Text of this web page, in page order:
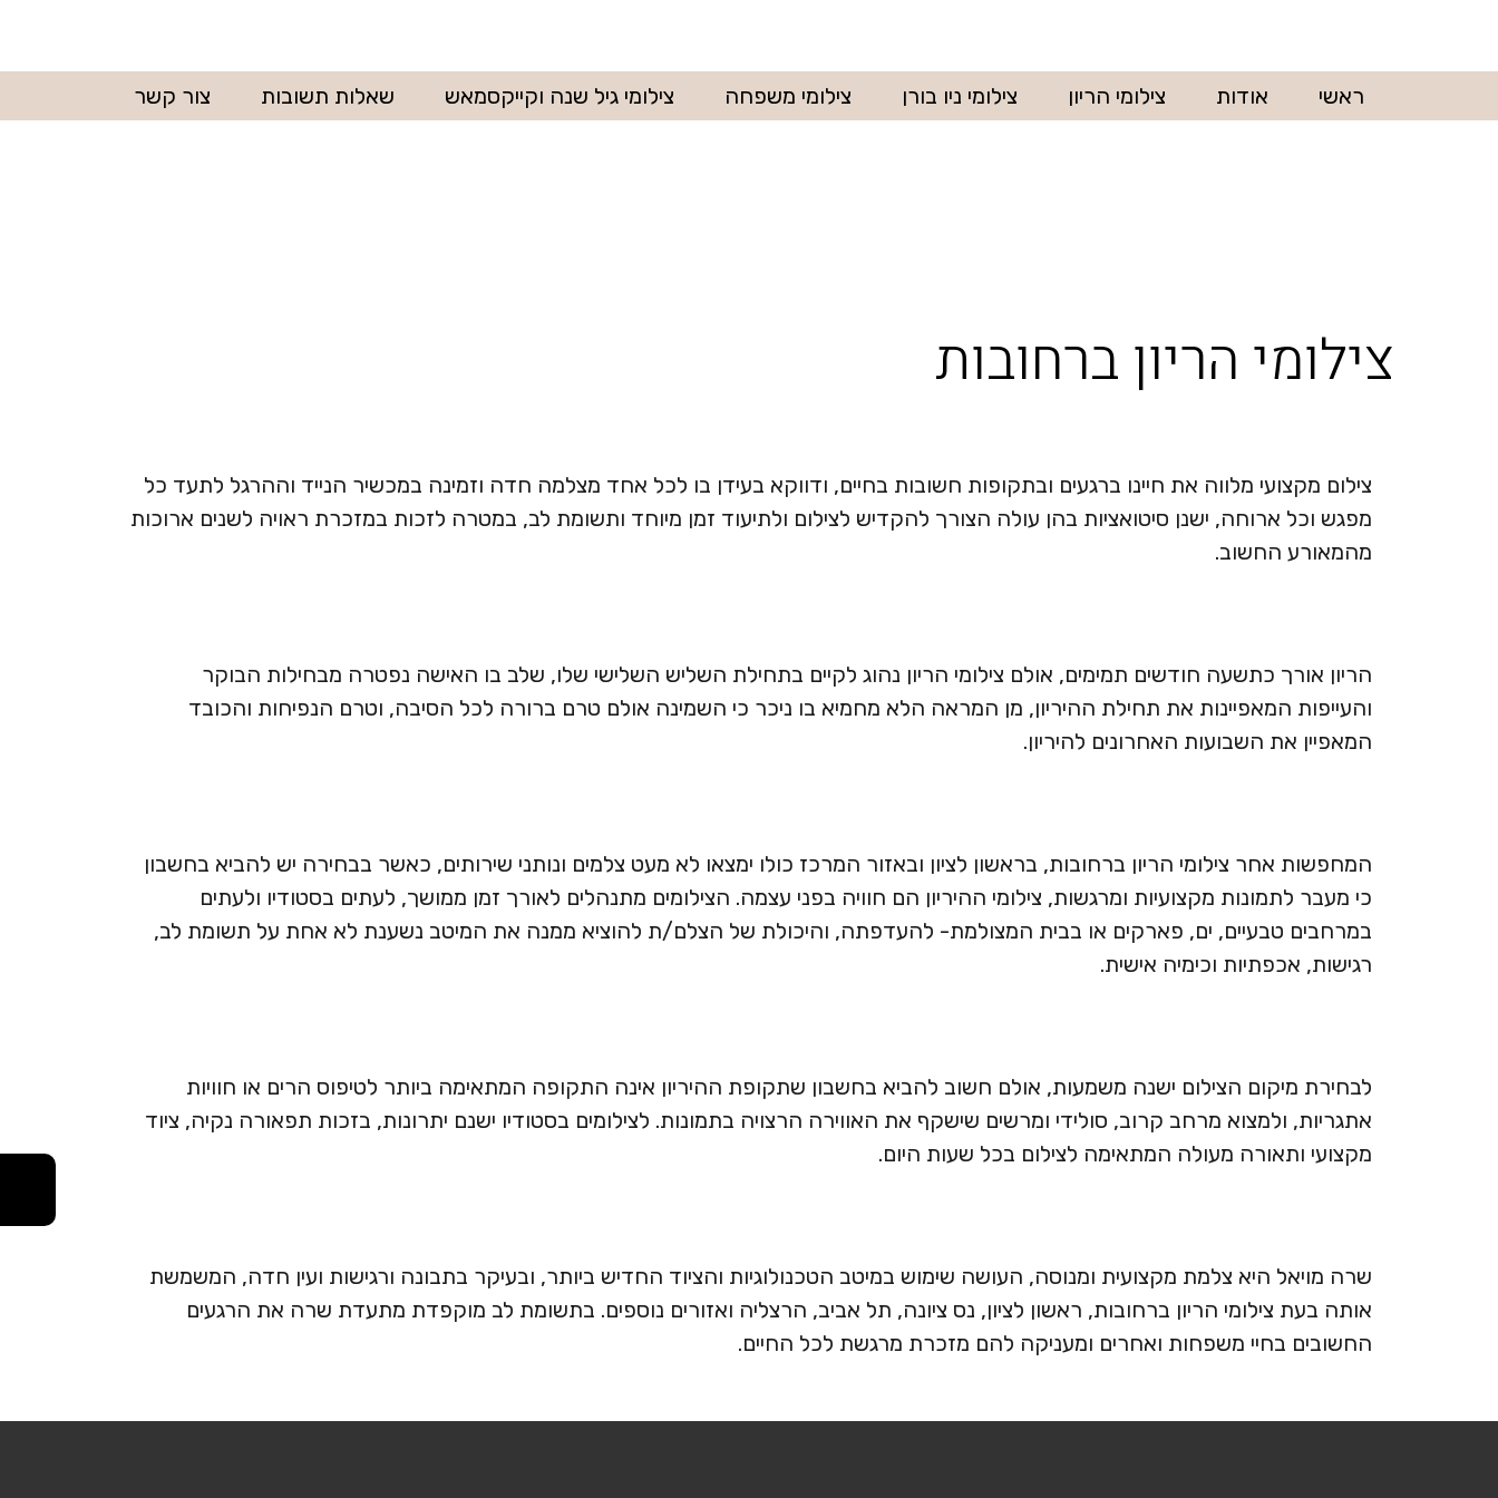
ראשי אודות צילומי הריון צילומי ניו בורן צילומי משפחה צילומי גיל שנה וקייקסמאש שאלות תשובות צור קשר
צילומי הריון ברחובות
צילום מקצועי מלווה את חיינו ברגעים ובתקופות חשובות בחיים, ודווקא בעידן בו לכל אחד מצלמה חדה וזמינה במכשיר הנייד וההרגל לתעד כל
מפגש וכל ארוחה, ישנן סיטואציות בהן עולה הצורך להקדיש לצילום ולתיעוד זמן מיוחד ותשומת לב, במטרה לזכות במזכרת ראויה לשנים ארוכות
מהמאורע החשוב.
הריון אורך כתשעה חודשים תמימים, אולם צילומי הריון נהוג לקיים בתחילת השליש השלישי שלו, שלב בו האישה נפטרה מבחילות הבוקר
והעייפות המאפיינות את תחילת ההיריון, מן המראה הלא מחמיא בו ניכר כי השמינה אולם טרם ברורה לכל הסיבה, וטרם הנפיחות והכובד
המאפיין את השבועות האחרונים להיריון.
המחפשות אחר צילומי הריון ברחובות, בראשון לציון ובאזור המרכז כולו ימצאו לא מעט צלמים ונותני שירותים, כאשר בבחירה יש להביא בחשבון
כי מעבר לתמונות מקצועיות ומרגשות, צילומי ההיריון הם חוויה בפני עצמה. הצילומים מתנהלים לאורך זמן ממושך, לעתים בסטודיו ולעתים
במרחבים טבעיים, ים, פארקים או בבית המצולמת- להעדפתה, והיכולת של הצלם/ת להוציא ממנה את המיטב נשענת לא אחת על תשומת לב,
רגישות, אכפתיות וכימיה אישית.
לבחירת מיקום הצילום ישנה משמעות, אולם חשוב להביא בחשבון שתקופת ההיריון אינה התקופה המתאימה ביותר לטיפוס הרים או חוויות
אתגריות, ולמצוא מרחב קרוב, סולידי ומרשים שישקף את האווירה הרצויה בתמונות. לצילומים בסטודיו ישנם יתרונות, בזכות תפאורה נקיה, ציוד
מקצועי ותאורה מעולה המתאימה לצילום בכל שעות היום.
שרה מויאל היא צלמת מקצועית ומנוסה, העושה שימוש במיטב הטכנולוגיות והציוד החדיש ביותר, ובעיקר בתבונה ורגישות ועין חדה, המשמשת
אותה בעת צילומי הריון ברחובות, ראשון לציון, נס ציונה, תל אביב, הרצליה ואזורים נוספים. בתשומת לב מוקפדת מתעדת שרה את הרגעים
החשובים בחיי משפחות ואחרים ומעניקה להם מזכרת מרגשת לכל החיים.